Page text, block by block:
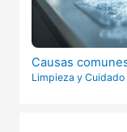
Causas
Limpieza y